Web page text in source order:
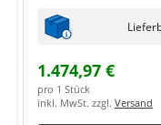
1.474,97 €
pro 1 Stück
inkl. MwSt. zzgl. Versand